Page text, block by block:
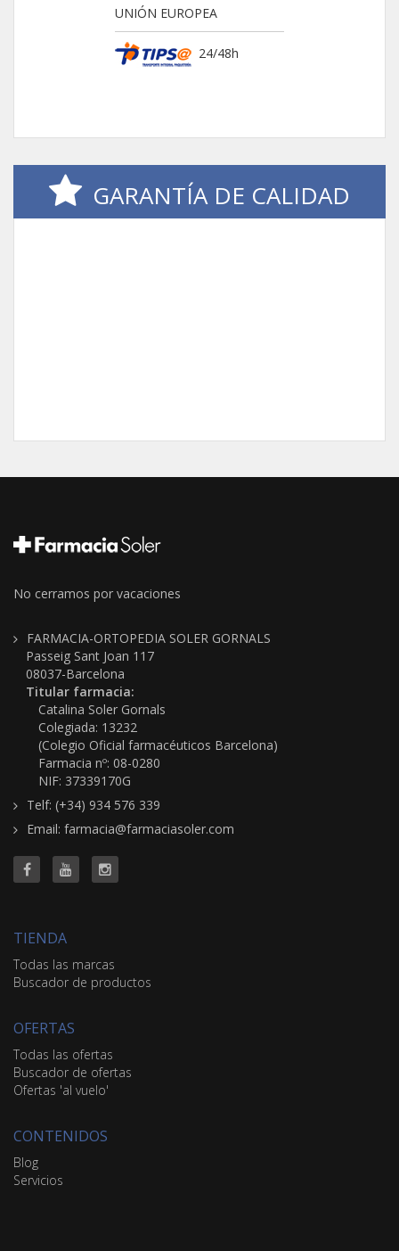
UNIÓN EUROPEA
24/48h
GARANTÍA DE CALIDAD
No cerramos por vacaciones
FARMACIA-ORTOPEDIA SOLER GORNALS
Passeig Sant Joan 117
08037-Barcelona
Titular farmacia:
Catalina Soler Gornals
Colegiada: 13232
(Colegio Oficial farmacéuticos Barcelona)
Farmacia nº: 08-0280
NIF: 37339170G
Telf: (+34) 934 576 339
Email: farmacia@farmaciasoler.com
TIENDA
Todas las marcas
Buscador de productos
OFERTAS
Todas las ofertas
Buscador de ofertas
Ofertas 'al vuelo'
CONTENIDOS
Blog
Servicios